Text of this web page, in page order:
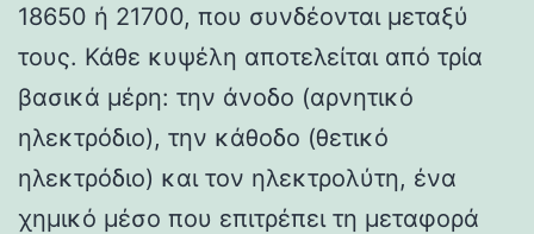
18650 ή 21700, που συνδέονται μεταξύ
τους. Κάθε κυψέλη αποτελείται από τρία
βασικά μέρη: την άνοδο (αρνητικό
ηλεκτρόδιο), την κάθοδο (θετικό
ηλεκτρόδιο) και τον ηλεκτρολύτη, ένα
χημικό μέσο που επιτρέπει τη μεταφορά